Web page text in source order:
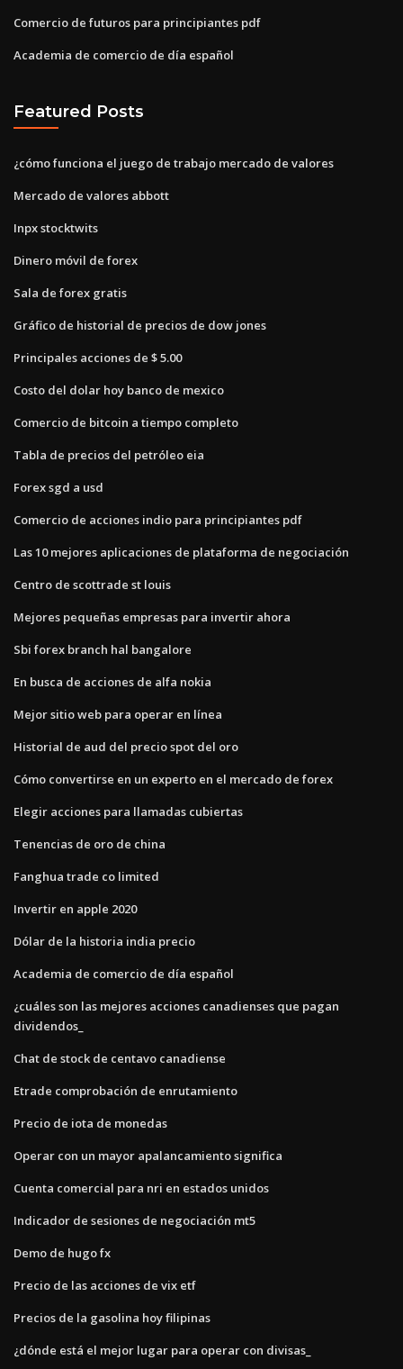
Comercio de futuros para principiantes pdf
Academia de comercio de día español
Featured Posts
¿cómo funciona el juego de trabajo mercado de valores
Mercado de valores abbott
Inpx stocktwits
Dinero móvil de forex
Sala de forex gratis
Gráfico de historial de precios de dow jones
Principales acciones de $ 5.00
Costo del dolar hoy banco de mexico
Comercio de bitcoin a tiempo completo
Tabla de precios del petróleo eia
Forex sgd a usd
Comercio de acciones indio para principiantes pdf
Las 10 mejores aplicaciones de plataforma de negociación
Centro de scottrade st louis
Mejores pequeñas empresas para invertir ahora
Sbi forex branch hal bangalore
En busca de acciones de alfa nokia
Mejor sitio web para operar en línea
Historial de aud del precio spot del oro
Cómo convertirse en un experto en el mercado de forex
Elegir acciones para llamadas cubiertas
Tenencias de oro de china
Fanghua trade co limited
Invertir en apple 2020
Dólar de la historia india precio
Academia de comercio de día español
¿cuáles son las mejores acciones canadienses que pagan
dividendos_
Chat de stock de centavo canadiense
Etrade comprobación de enrutamiento
Precio de iota de monedas
Operar con un mayor apalancamiento significa
Cuenta comercial para nri en estados unidos
Indicador de sesiones de negociación mt5
Demo de hugo fx
Precio de las acciones de vix etf
Precios de la gasolina hoy filipinas
¿dónde está el mejor lugar para operar con divisas_